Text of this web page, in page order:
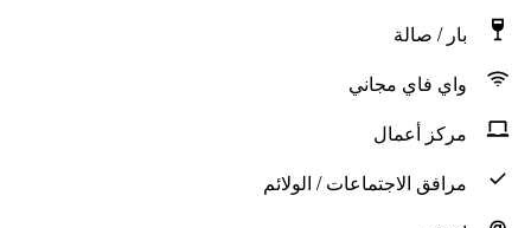
بار / صالة
واي فاي مجاني
مركز أعمال
مرافق الاجتماعات / الولائم